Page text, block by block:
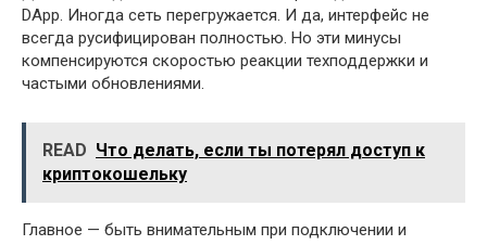
DApp. Иногда сеть перегружается. И да, интерфейс не
всегда русифицирован полностью. Но эти минусы
компенсируются скоростью реакции техподдержки и
частыми обновлениями.
READ Что делать, если ты потерял доступ к
криптокошельку
Главное — быть внимательным при подключении и